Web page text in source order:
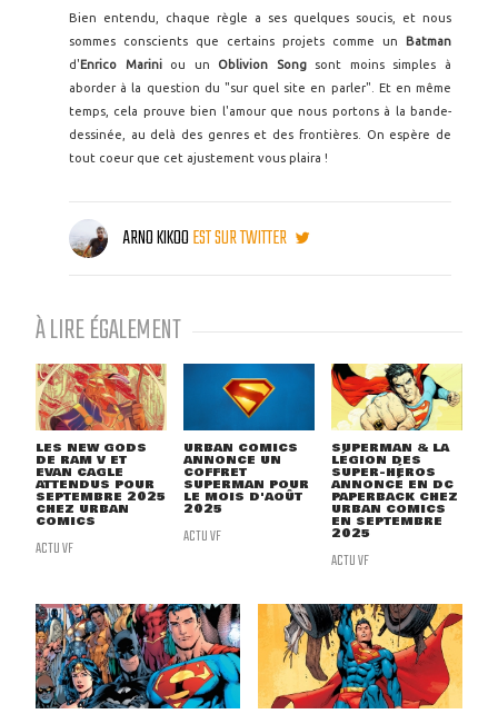
Bien entendu, chaque règle a ses quelques soucis, et nous
sommes conscients que certains projets comme un Batman
d'Enrico Marini ou un Oblivion Songsont moins simples à
aborder à la question du "sur quel site en parler". Et en même
temps, cela prouve bien l'amour que nous portons à la bande-
dessinée, au delà des genres et des frontières. On espère de
tout coeur que cet ajustement vous plaira !
ARNO KIKOOEST SUR TWITTER
À LIRE ÉGALEMENT
LES NEW GODS
DE RAM V ET
EVAN CAGLE
ATTENDUS POUR
SEPTEMBRE 2025
CHEZ URBAN
COMICS
ACTU VF
URBAN COMICS
ANNONCE UN
COFFRET
SUPERMAN POUR
LE MOIS D'AOÛT
2025
ACTU VF
SUPERMAN & LA
LÉGION DES
SUPER-HÉROS
ANNONCÉ EN DC
PAPERBACK CHEZ
URBAN COMICS
EN SEPTEMBRE
2025
ACTU VF